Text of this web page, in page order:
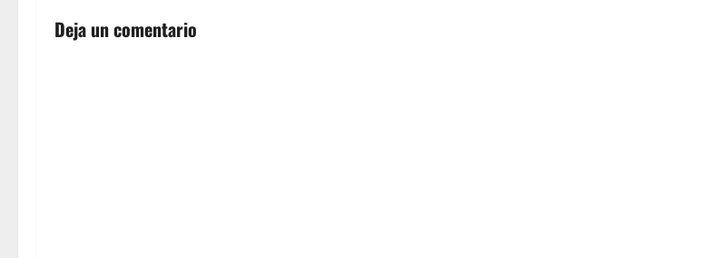
g
Deja un comentario